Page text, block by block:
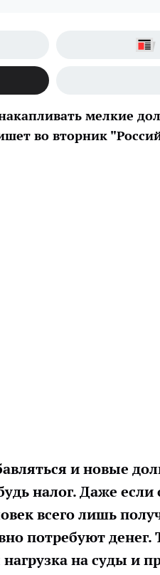
мелкие
во вторник
и новые
налог. Даже
всего лишь
потребуют
на суды и